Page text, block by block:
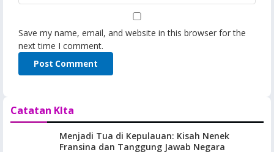
Save my name, email, and website in this browser for the
next time I comment.
Catatan KIta
Menjadi Tua di Kepulauan: Kisah Nenek
Fransina dan Tanggung Jawab Negara